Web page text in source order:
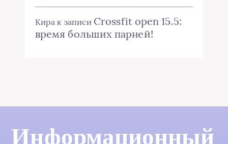
Кира к записи Crossfit open 15.5:
время больших парней!
Информационный